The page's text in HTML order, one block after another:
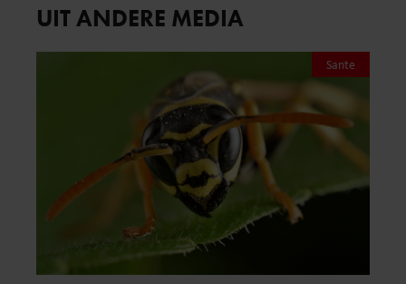
UIT ANDERE MEDIA
Sante